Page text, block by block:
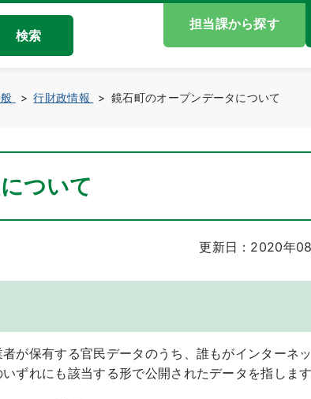
検索
担当課から探す
行財政情報 鏡石町のオープンデータについて
ついて
更新日：2020年
が保有する官民データのうち、誰もがインターネ
ずれにも該当する形で公開されたデータを指します